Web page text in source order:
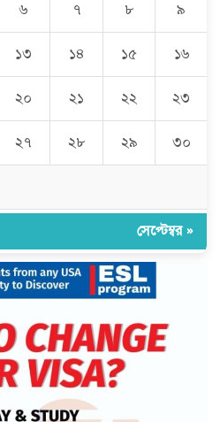
৬ ৭ ৮ ৯
১৩ ১৪ ১৫ ১৬
২০ ২১ ২২ ২৩
২৭ ২৮ ২৯ ৩০
সেপ্টেম্বর »